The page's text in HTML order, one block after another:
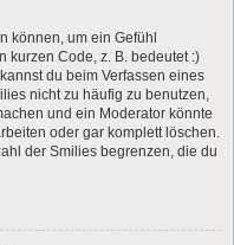
können, um ein Gefühl
kurzen Code, z. B. bedeutet :)
du beim Verfassen eines
nicht zu häufig zu benutzen,
und ein Moderator könnte
oder gar komplett löschen.
der Smilies begrenzen, die du